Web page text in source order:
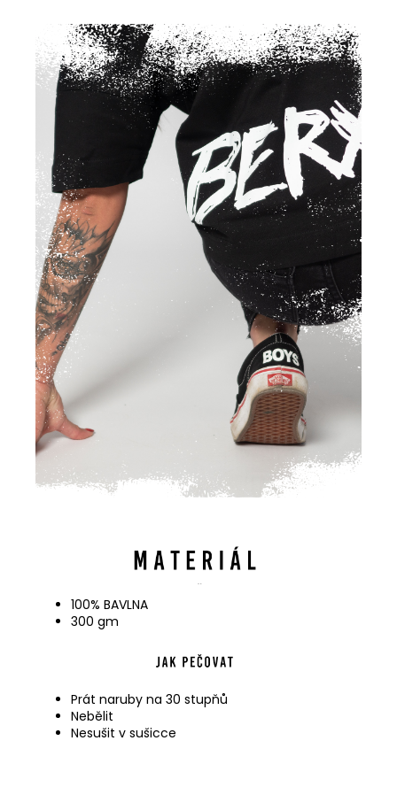
100% BAVLNA
300 gm
Prát naruby na 30 stupňů
Nebělit
Nesušit v sušicce